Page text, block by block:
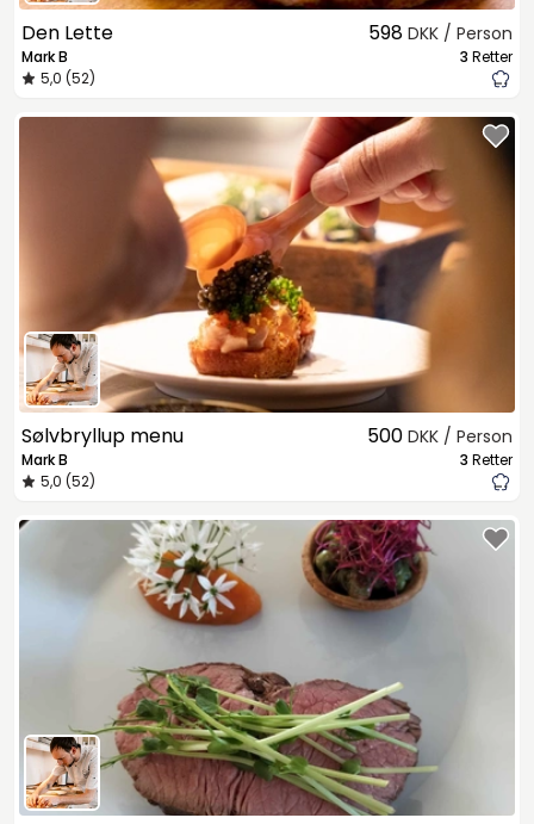
Den Lette
Mark B
5,0 (52)
598 DKK / Person
3 Retter
Sølvbryllup menu
Mark B
5,0 (52)
500 DKK / Person
3 Retter